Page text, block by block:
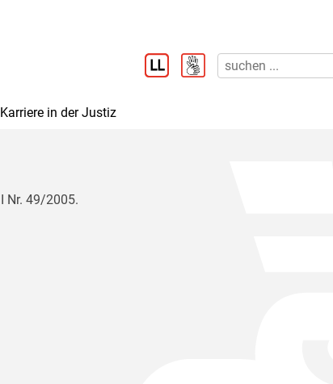
Karriere in der Justiz
Nr. 49/2005.